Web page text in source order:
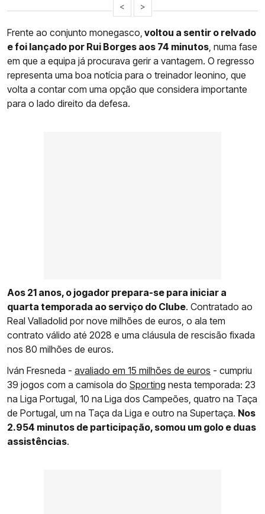
< >
Frente ao conjunto monegasco, voltou a sentir o relvado
e foi lançado por Rui Borges aos 74 minutos , numa fase
em que a equipa já procurava gerir a vantagem. O regresso
representa uma boa notícia para o treinador leonino, que
volta a contar com uma opção que considera importante
para o lado direito da defesa.
Aos 21 anos, o jogador prepara-se para iniciar a
quarta temporada ao serviço do Clube. Contratado ao
Real Valladolid por nove milhões de euros, o ala tem
contrato válido até 2028 e uma cláusula de rescisão fixada
nos 80 milhões de euros.
Iván Fresneda - avaliado em 15 milhões de euros - cumpriu
39 jogos com a camisola do Sporting nesta temporada: 23
na Liga Portugal, 10 na Liga dos Campeões, quatro na Taça
de Portugal, um na Taça da Liga e outro na Supertaça. Nos
2.954 minutos de participação, somou um golo e duas
assistências.